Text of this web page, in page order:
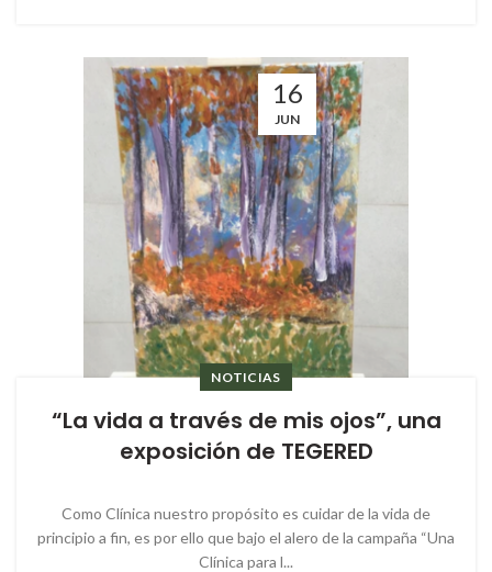
16
JUN
NOTICIAS
“La vida a través de mis ojos”, una
exposición de TEGERED
Como Clínica nuestro propósito es cuidar de la vida de
principio a fin, es por ello que bajo el alero de la campaña “Una
Clínica para l...